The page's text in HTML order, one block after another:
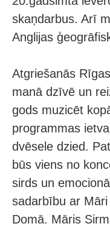
skaņdarbus. Arī
Anglijas
Atgriešanās
manā dzīvē un
gods muzicēt
programmas
dvēsele dzied.
būs viens no
sirds un
sadarbību ar Māri
Domā. Māris